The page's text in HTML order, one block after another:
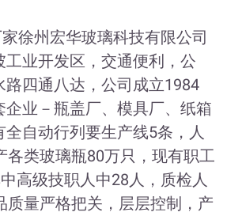
州宏华玻璃科技有限公司
工业开发区，交通便利，公
路四通八达，公司成立1984
企业－瓶盖厂、模具厂、纸箱
全自动行列要生产线5条，人
各类玻璃瓶80万只，现有职工
高级技职人中28人，质检人
质量严格把关，层层控制，产